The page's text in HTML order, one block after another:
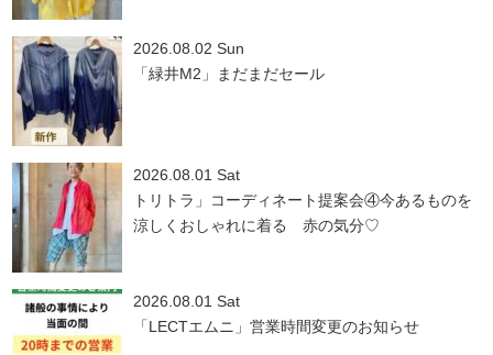
2026.08.02 Sun
「緑井M2」まだまだセール
2026.08.01 Sat
トリトラ」コーディネート提案会④今あるものを
涼しくおしゃれに着る 赤の気分♡
2026.08.01 Sat
「LECTエムニ」営業時間変更のお知らせ